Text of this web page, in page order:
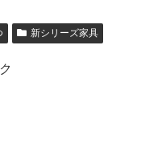
新シリーズ家具